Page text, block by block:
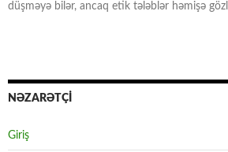
düşməyə bilər, ancaq etik tələblər həmişə
NƏZARƏTÇİ
Giriş